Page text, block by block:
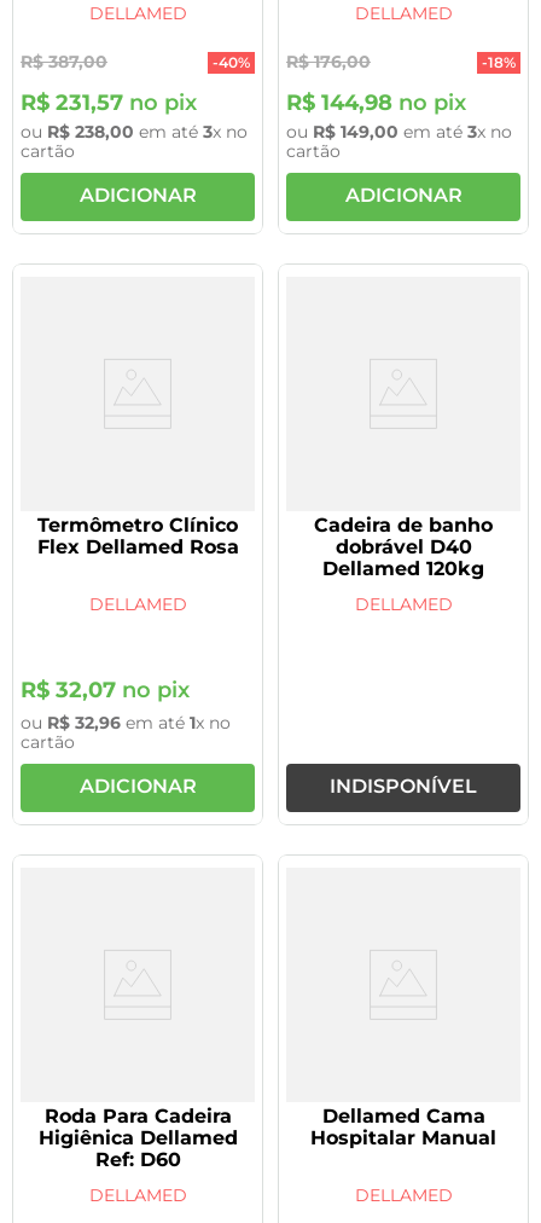
DELLAMED
R$ 387,00 -40%
R$ 231,57 no pix
ou R$ 238,00 em até 3x no
cartão
ADICIONAR
DELLAMED
R$ 176,00 -18%
R$ 144,98 no pix
ou R$ 149,00 em até 3x no
cartão
ADICIONAR
Termômetro Clínico
Flex Dellamed Rosa
DELLAMED
R$ 32,07 no pix
ou R$ 32,96 em até 1x no
cartão
ADICIONAR
Cadeira de banho
dobrável D40
Dellamed 120kg
DELLAMED
INDISPONÍVEL
Roda Para Cadeira
Higiênica Dellamed
Ref: D60
DELLAMED
Dellamed Cama
Hospitalar Manual
DELLAMED